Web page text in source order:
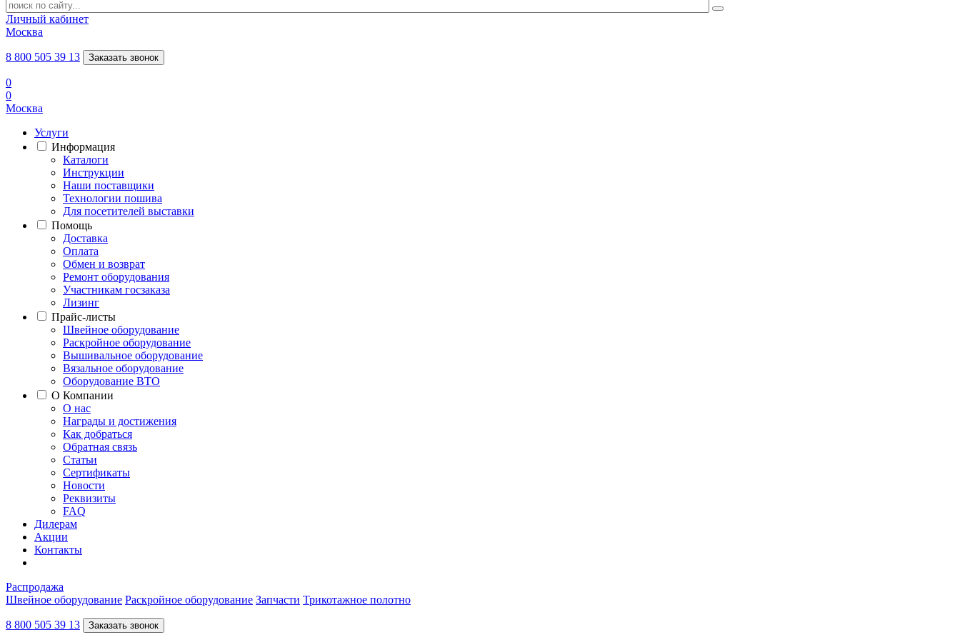
Личный кабинет
Москва
8 800 505 39 13 Заказать звонок
0
0
Москва
Услуги
Информация
Каталоги
Инструкции
Наши поставщики
Технологии пошива
Для посетителей выставки
Помощь
Доставка
Оплата
Обмен и возврат
Ремонт оборудования
Участникам госзаказа
Лизинг
Прайс-листы
Швейное оборудование
Раскройное оборудование
Вышивальное оборудование
Вязальное оборудование
Оборудование ВТО
О Компании
О нас
Награды и достижения
Как добраться
Обратная связь
Статьи
Сертификаты
Новости
Реквизиты
FAQ
Дилерам
Акции
Контакты
Распродажа
Швейное оборудование Раскройное оборудование Запчасти Трикотажное полотно
8 800 505 39 13 Заказать звонок